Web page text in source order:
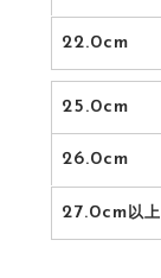
22.0cm
25.0cm
26.0cm
27.0cm以上